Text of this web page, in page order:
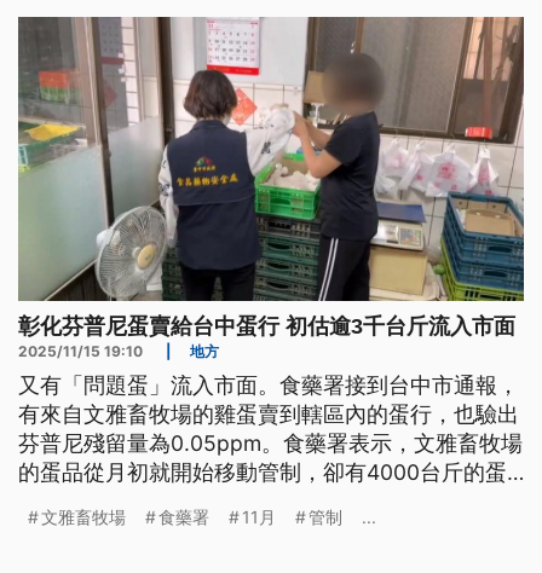
行抽檢蛋品，驗後發現芬普尼殘留量超標，也發現這
些蛋品來自文雅畜
彰化芬普尼蛋賣給台中蛋行 初估逾3千台斤流入市面
2025/11/15 19:10 地方
又有「問題蛋」流入市面。食藥署接到台中市通報，
有來自文雅畜牧場的雞蛋賣到轄區內的蛋行，也驗出
芬普尼殘留量為0.05ppm。食藥署表示，文雅畜牧場
的蛋品從月初就開始移動管制，卻有4000台斤的蛋
的移動管制，但直到10日再驗出普芬尼，才重啟移動
文雅畜牧場 食藥署 11月 管制 ...